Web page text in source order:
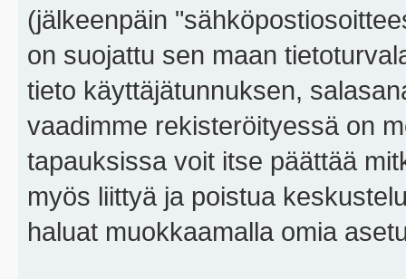
(jälkeenpäin
on suojattu sen maan
tieto käyttäjätunnuksen,
vaadimme rekisteröityessä on
tapauksissa voit itse päättää
myös liittyä ja poistua
haluat muokkaamalla omia